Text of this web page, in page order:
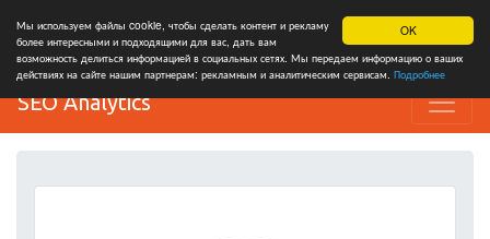
OK
Мы используем файлы cookie, чтобы сделать контент и рекламу
более интересными и подходящими для вас, дать вам
возможность делиться информацией в социальных сетях. Мы передаем информацию о ваших
действиях на сайте нашим партнерам: рекламным и аналитическим сервисам. Подробнее
SEO Analytics